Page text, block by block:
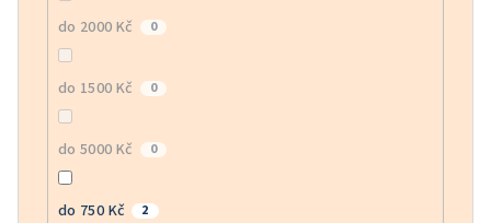
do 2000 Kč 0
do 1500 Kč 0
do 5000 Kč 0
do 750 Kč 2